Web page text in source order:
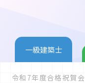
一級建築士
令和7年度合格祝賀会